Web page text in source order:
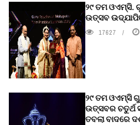
୨୯ ତମ ଓଏମ୍‌ସି.
ଉତ୍ସବ
17627
୨୯ ତମ ଓଏମ୍‌ସି
ଉତ୍ସବର ଚତୁର୍ଥ
ତବଲା ବାଦରେ